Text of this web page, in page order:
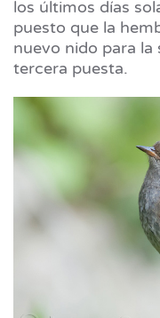
los últimos días
puesto que la
nuevo nido para la
tercera puesta.